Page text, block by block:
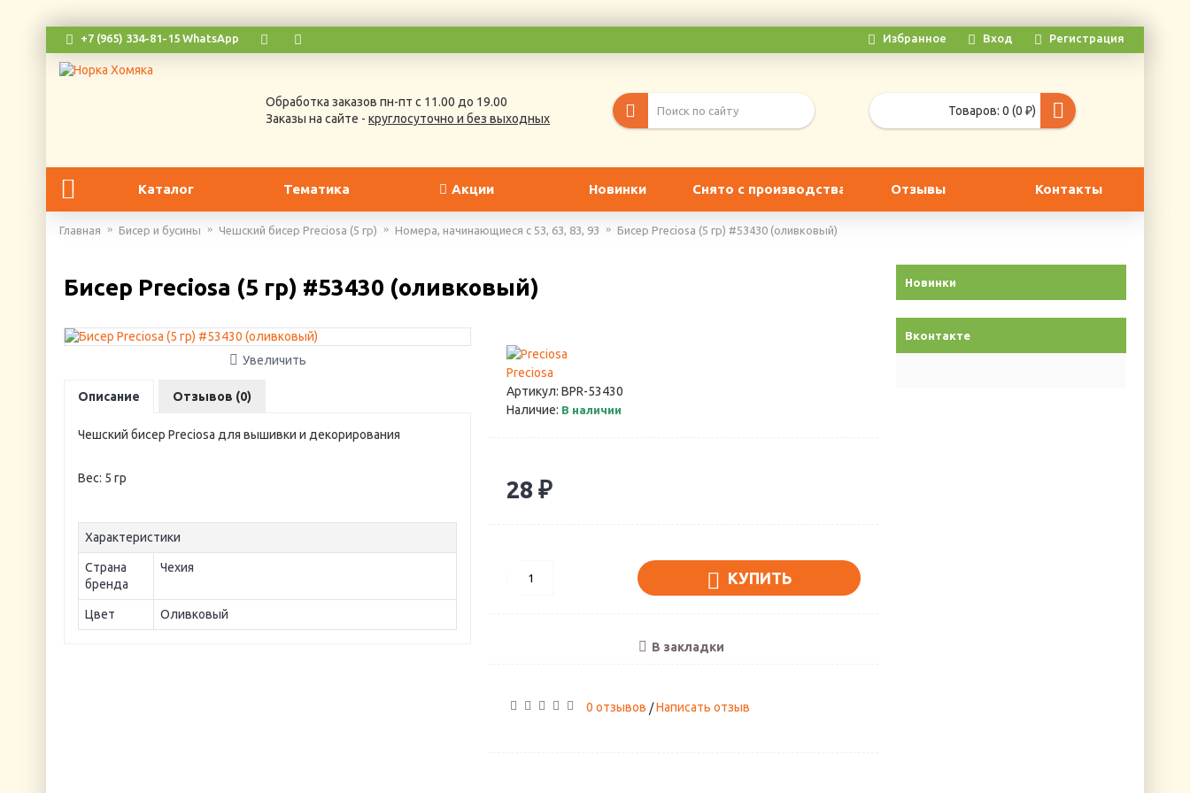
+7 (965) 334-81-15 WhatsApp Избранное Вход Регистрация
Обработка заказов пн-пт с 11.00 до 19.00
Заказы на сайте - круглосуточно и без выходных
Товаров: 0 (0 ₽)
Каталог Тематика Акции Новинки Снято с производства Отзывы Контакты
Главная Бисер и бусины Чешский бисер Preciosa (5 гр) Номера, начинающиеся с 53, 63, 83, 93 Бисер Preciosa (5 гр) #53430 (оливковый)
Новинки
Вконтакте
Бисер Preciosa (5 гр) #53430 (оливковый)
Увеличить
Описание Отзывов (0)
Чешский бисер Preciosa для вышивки и декорирования
Вес: 5 гр
Характеристики
Страна
бренда
Чехия
Цвет Оливковый
Preciosa
Артикул: BPR-53430
Наличие: В наличии
28 ₽
КУПИТЬ
В закладки
0 отзывов /Написать отзыв